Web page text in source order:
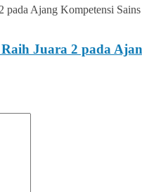
Juara 2 pada